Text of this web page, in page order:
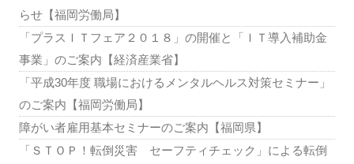
らせ【福岡労働局】
「プラスＩＴフェア２０１８」の開催と「ＩＴ導入補助金
事業」のご案内【経済産業省】
「平成30年度 職場におけるメンタルヘルス対策セミナー」
のご案内【福岡労働局】
障がい者雇用基本セミナーのご案内【福岡県】
「ＳＴＯＰ！転倒災害 セーフティチェック」による転倒